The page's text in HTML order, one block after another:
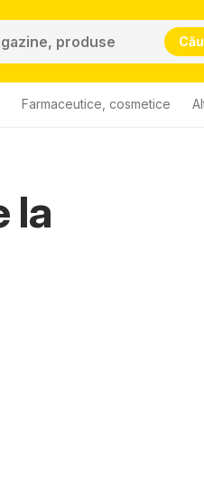
Farmaceutice, cosmetice
la